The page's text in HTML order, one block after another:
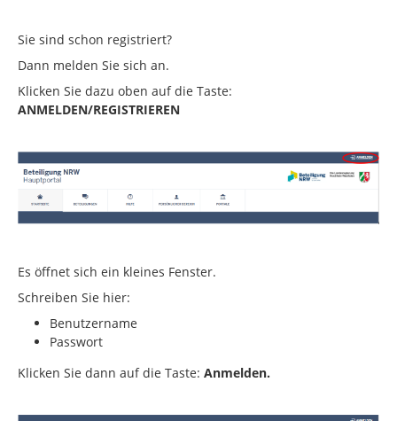
Sie sind schon registriert?
Dann melden Sie sich an.
Klicken Sie dazu oben auf die Taste:
ANMELDEN/REGISTRIEREN
Es öffnet sich ein kleines Fenster.
Schreiben Sie hier:
Benutzername
Passwort
Klicken Sie dann auf die Taste: Anmelden.